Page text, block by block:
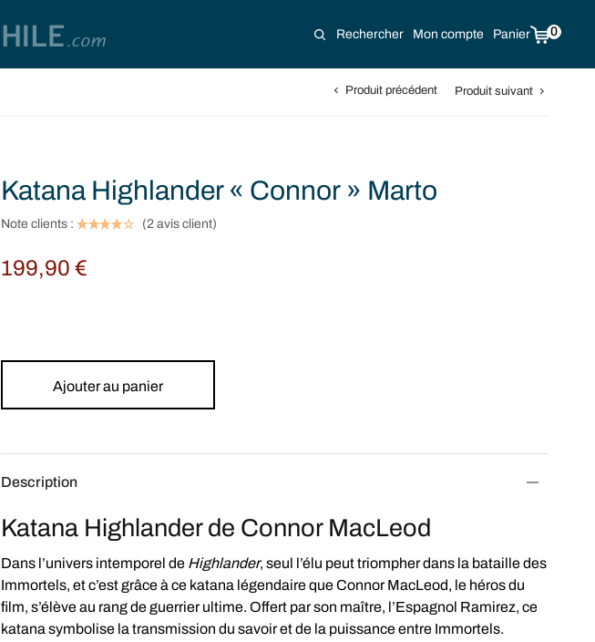
Rechercher Mon compte Panier 0
Produit précédent Produit suivant
Katana Highlander « Connor » Marto
Note clients : (2avis client)
199,90€
Ajouter au panier
Description
Katana Highlander de Connor MacLeod
Dans l’univers intemporel de Highlander, seul l’élu peut triompher dans la bataille des
Immortels, et c’est grâce à ce katana légendaire que Connor MacLeod, le héros du
film, s’élève au rang de guerrier ultime. Offert par son maître, l’Espagnol Ramirez, ce
katana symbolise la transmission du savoir et de la puissance entre Immortels.